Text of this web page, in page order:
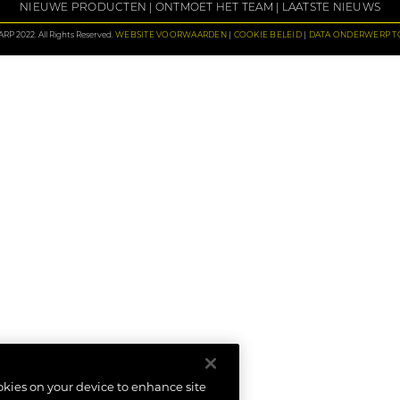
NIEUWE PRODUCTEN ONTMOET HET TEAM LAATSTE NIEUWS
2022. All Rights Reserved. WEBSITE VOORWAARDEN COOKIE BELEID DATA ONDERWERP
on your device to enhance site